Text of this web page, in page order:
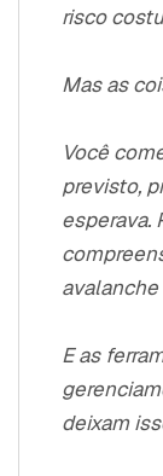
risco
Mas as
Você
previsto,
esperava.
E as
deixam